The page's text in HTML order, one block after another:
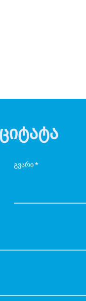
გვარი